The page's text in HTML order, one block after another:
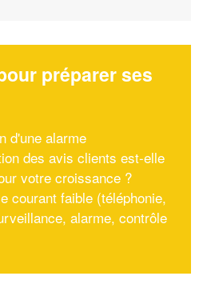
préparer ses
d'une alarme
des avis clients est-elle
votre croissance ?
courant faible (téléphonie,
alarme, contrôle